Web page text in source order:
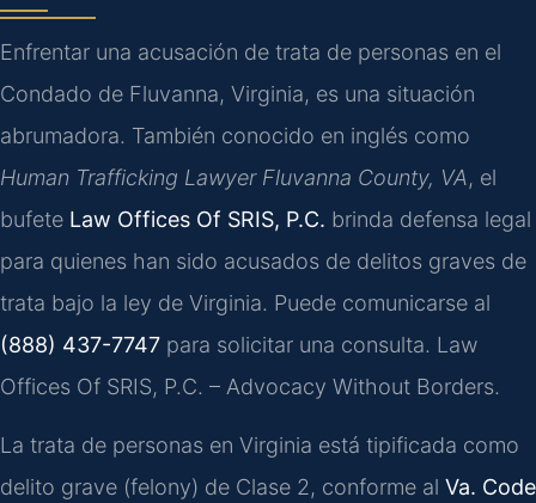
Enfrentar una acusación de trata de personas en el
Condado de Fluvanna, Virginia, es una situación
abrumadora. También conocido en inglés como
Human Trafficking Lawyer Fluvanna County, VA, el
bufete Law Offices Of SRIS, P.C. brinda defensa legal
para quienes han sido acusados de delitos graves de
trata bajo la ley de Virginia. Puede comunicarse al
(888) 437-7747 para solicitar una consulta. Law
Offices Of SRIS, P.C. – Advocacy Without Borders.
La trata de personas en Virginia está tipificada como
delito grave (felony) de Clase 2, conforme al Va. Code